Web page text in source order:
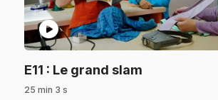
play_circle
E11 : Le grand slam
25 min 3 s